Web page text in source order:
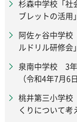
杉森中学校「社
ブレットの活用
阿佐ヶ谷中学校
ルドリル研修会
泉南中学校 3年
（令和4年7月6日
桃井第三小学
くりについて考